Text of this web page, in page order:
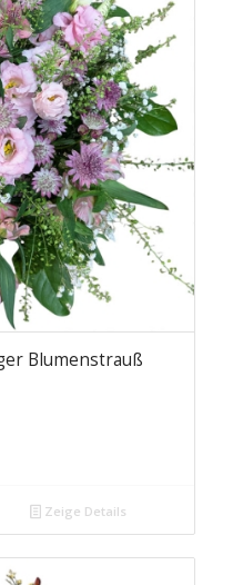
Blumenstrauß
Zeige Details